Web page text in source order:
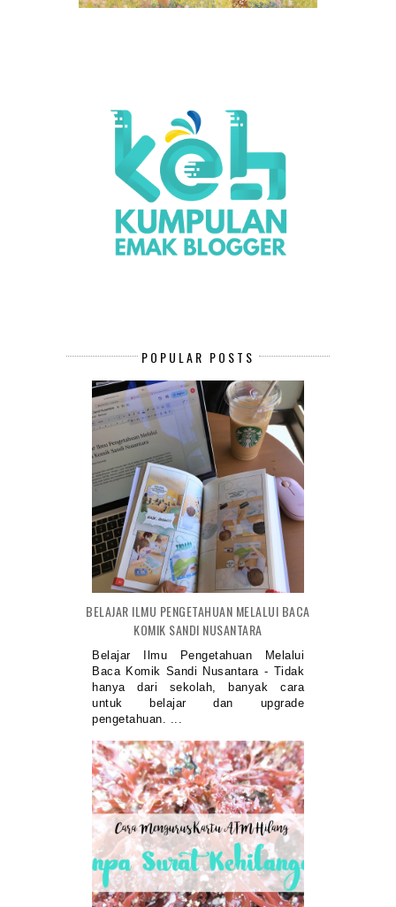
POPULAR POSTS
BELAJAR ILMU PENGETAHUAN MELALUI BACA
KOMIK SANDI NUSANTARA
Belajar Ilmu Pengetahuan Melalui
Baca Komik Sandi Nusantara - Tidak
hanya dari sekolah, banyak cara
untuk belajar dan upgrade
pengetahuan. ...